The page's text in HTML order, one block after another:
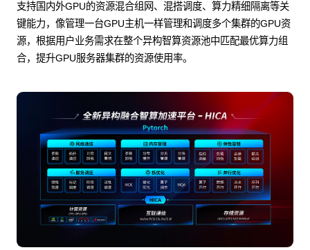
支持国内外GPU的资源混合组网、混搭调度、算力精细隔离等关
键能力，像管理一台GPU主机一样管理和调度多个集群的GPU资
源，根据用户业务需求在整个异构智算资源池中匹配最优算力组
合，提升GPU服务器集群的资源使用率。